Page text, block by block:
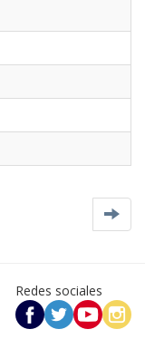
Redes sociales